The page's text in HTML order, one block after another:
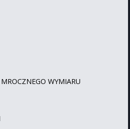
WYMIARU